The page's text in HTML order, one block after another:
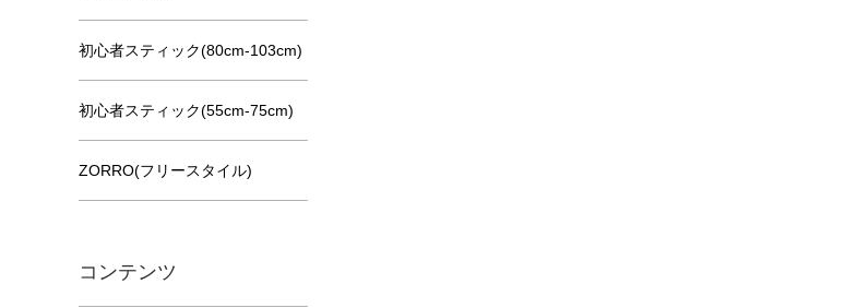
初心者スティック(80cm-103cm)
初心者スティック(55cm-75cm)
ZORRO(フリースタイル)
コンテンツ